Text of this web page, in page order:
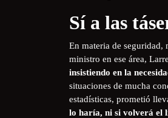
Sí a las
En materia de seguridad,
ministro en ese área,
insistiendo en la
situaciones de mucha
estadísticas, prometió
lo haría, ni si volverá el